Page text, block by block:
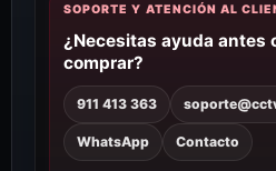
SOPORTE Y ATENCIÓN AL
¿Necesitas ayuda antes
comprar?
911 413 363
WhatsApp Contacto